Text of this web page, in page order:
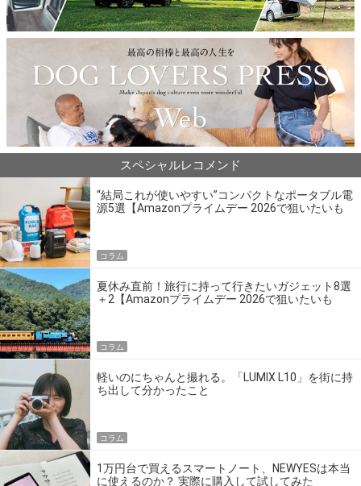
スペシャルレコメンド
“結局これが使いやすい”コンパクトなポータブル電
源5選【Amazonプライムデー 2026で狙いたいも
コラム
夏休み直前！旅行に持って行きたいガジェット8選
＋2【Amazonプライムデー 2026で狙いたいも
コラム
軽いのにちゃんと撮れる。「LUMIX L10」を街に持
ち出して分かったこと
コラム
1万円台で買えるスマートノート、NEWYESは本当
に使えるのか？ 実際に購入して試してみた